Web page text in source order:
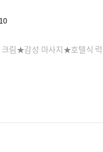
10
림★감성 마사지★호텔식